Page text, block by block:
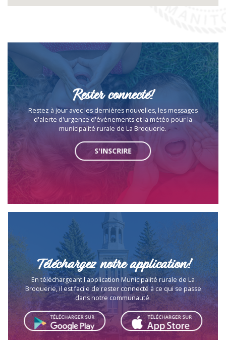
Rester connecté!
Restez à jour avec les dernières nouvelles, les messages
d'alerte d'urgence d'événements et la météo pour la
municipalité rurale de La Broquerie.
S'INSCRIRE
Téléchargez notre application!
En téléchargeant l'application Municipalité rurale de La
Broquerie, il est facile de rester connecté à ce qui se passe
dans notre communauté.